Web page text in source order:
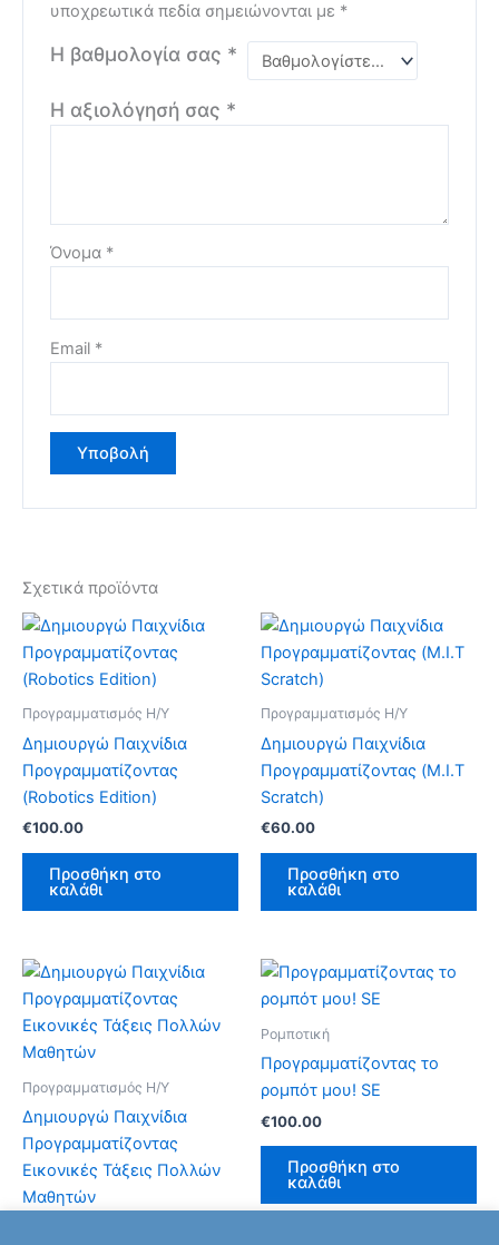
υποχρεωτικά πεδία σημειώνονται με *
Η βαθμολογία σας *
Η αξιολόγησή σας *
Όνομα *
Email *
Σχετικά προϊόντα
Προγραμματισμός Η/Υ
Δημιουργώ Παιχνίδια
Προγραμματίζοντας
(Robotics Edition)
€100.00
Προσθήκη στο
καλάθι
Προγραμματισμός Η/Υ
Δημιουργώ Παιχνίδια
Προγραμματίζοντας (M.I.T
Scratch)
€60.00
Προσθήκη στο
καλάθι
Προγραμματισμός Η/Υ
Δημιουργώ Παιχνίδια
Προγραμματίζοντας
Εικονικές Τάξεις Πολλών
Μαθητών
Price
range:
€200.00
through
Αυτό
το
προϊόν
πολλαπλές
παραλλαγές.
Οι
επιλογές
μπορούν
να
Ρομποτική
Προγραμματίζοντας το
ρομπότ μου! SE
€100.00
Προσθήκη στο
καλάθι